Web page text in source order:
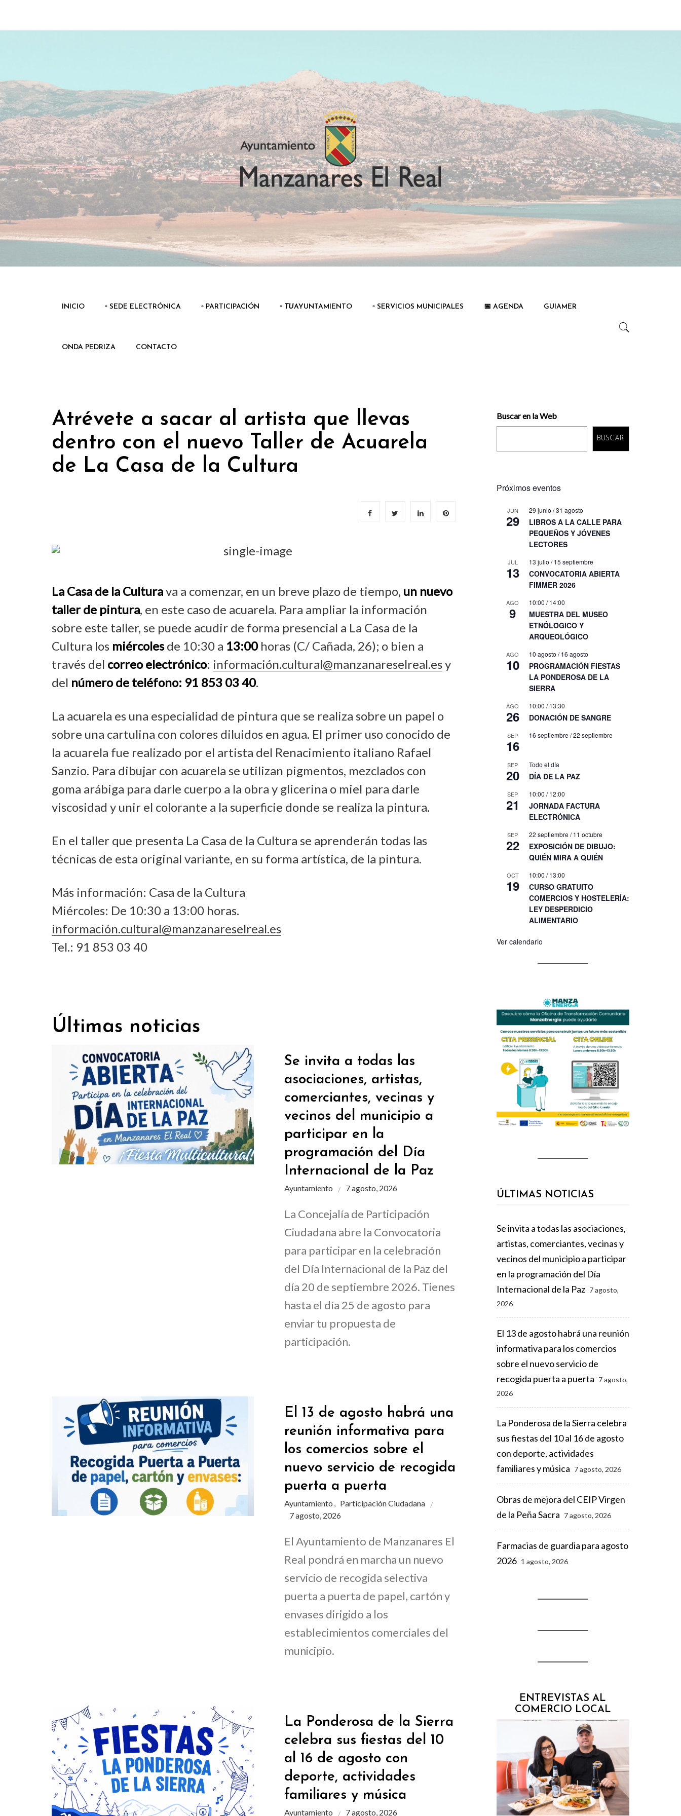
INICIO ▫️ SEDE ELECTRÓNICA ▫️ PARTICIPACIÓN ▫️ TUAYUNTAMIENTO ▫️ SERVICIOS MUNICIPALES 📅 AGENDA GUIAMER
ONDA PEDRIZA CONTACTO
Atrévete a sacar al artista que llevas
dentro con el nuevo Taller de Acuarela
de La Casa de la Cultura
La Casa de la Culturava a comenzar, en un breve plazo de tiempo, un nuevo
taller de pintura, en este caso de acuarela. Para ampliar la información
sobre este taller, se puede acudir de forma presencial a La Casa de la
Cultura los miércolesde 10:30 a 13:00horas (C/ Cañada, 26); o bien a
través del correo electrónico: información.cultural@manzanareselreal.esy
del número de teléfono: 91 853 03 40.
La acuarela es una especialidad de pintura que se realiza sobre un papel o
sobre una cartulina con colores diluidos en agua. El primer uso conocido de
la acuarela fue realizado por el artista del Renacimiento italiano Rafael
Sanzio. Para dibujar con acuarela se utilizan pigmentos, mezclados con
goma arábiga para darle cuerpo a la obra y glicerina o miel para darle
viscosidad y unir el colorante a la superficie donde se realiza la pintura.
En el taller que presenta La Casa de la Cultura se aprenderán todas las
técnicas de esta original variante, en su forma artística, de la pintura.
Más información: Casa de la Cultura
Miércoles: De 10:30 a 13:00 horas.
información.cultural@manzanareselreal.es
Tel.: 91 853 03 40
Últimas noticias
Se invita a todas las
asociaciones, artistas,
comerciantes, vecinas y
vecinos del municipio a
participar en la
programación del Día
Internacional de la Paz
Ayuntamiento 7 agosto, 2026
La Concejalía de Participación
Ciudadana abre la Convocatoria
para participar en la celebración
del Día Internacional de la Paz del
día 20 de septiembre 2026. Tienes
hasta el día 25 de agosto para
enviar tu propuesta de
participación.
El 13 de agosto habrá una
reunión informativa para
los comercios sobre el
nuevo servicio de recogida
puerta a puerta
Ayuntamiento , Participación Ciudadana
7 agosto, 2026
El Ayuntamiento de Manzanares El
Real pondrá en marcha un nuevo
servicio de recogida selectiva
puerta a puerta de papel, cartón y
envases dirigido a los
establecimientos comerciales del
municipio.
La Ponderosa de la Sierra
celebra sus fiestas del 10
al 16 de agosto con
deporte, actividades
familiares y música
Ayuntamiento 7 agosto, 2026
Buscar en la Web
BUSCAR
Próximos eventos
JUN
29
29 junio /31 agosto
LIBROS A LA CALLE PARA
PEQUEÑOS Y JÓVENES
LECTORES
JUL
13
13 julio /15 septiembre
CONVOCATORIA ABIERTA
FIMMER 2026
AGO
9
10:00 /14:00
MUESTRA DEL MUSEO
ETNÓLOGICO Y
ARQUEOLÓGICO
AGO
10
10 agosto /16 agosto
PROGRAMACIÓN FIESTAS
LA PONDEROSA DE LA
SIERRA
AGO
26
10:00 /13:30
DONACIÓN DE SANGRE
SEP
16
16 septiembre /22 septiembre
SEP
20
Todo el día
DÍA DE LA PAZ
SEP
21
10:00 /12:00
JORNADA FACTURA
ELECTRÓNICA
SEP
22
22 septiembre /11 octubre
EXPOSICIÓN DE DIBUJO:
QUIÉN MIRA A QUIÉN
OCT
19
10:00 /13:00
CURSO GRATUITO
COMERCIOS Y HOSTELERÍA:
LEY DESPERDICIO
ALIMENTARIO
Ver calendario
ÚLTIMAS NOTICIAS
Se invita a todas las asociaciones,
artistas, comerciantes, vecinas y
vecinos del municipio a participar
en la programación del Día
Internacional de la Paz 7 agosto,
2026
El 13 de agosto habrá una reunión
informativa para los comercios
sobre el nuevo servicio de
recogida puerta a puerta 7 agosto,
2026
La Ponderosa de la Sierra celebra
sus fiestas del 10 al 16 de agosto
con deporte, actividades
familiares y música 7 agosto, 2026
Obras de mejora del CEIP Virgen
de la Peña Sacra 7 agosto, 2026
Farmacias de guardia para agosto
2026 1 agosto, 2026
ENTREVISTAS AL
COMERCIO LOCAL